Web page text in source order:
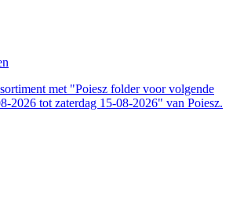
met "Poiesz folder voor volgende
2026 tot zaterdag 15-08-2026" van Poiesz.